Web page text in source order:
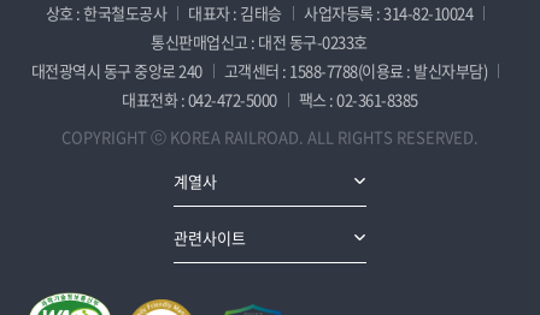
상호 : 한국철도공사 대표자 : 김태승
사업자등록 : 314-82-10024
통신판매업신고 : 대전 동구-0233호
대전광역시 동구 중앙로 240
고객센터 : 1588-7788(이용료 : 발신자부담)
대표전화 : 042-472-5000
팩스 : 02-361-8385
COPYRIGHT ⓒ KOREA RAILROAD. ALL RIGHTS RESERVED.
계열사
관련사이트